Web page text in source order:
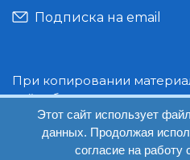
При копировании
сайт обязательна.
© Руссрыбалка: 2018-2026
Подписка на email
Этот сайт использует
данных. Продолжая
согласие на